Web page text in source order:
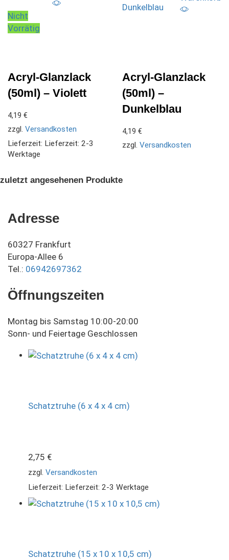
Nicht
Vorrätig
Acryl-Glanzlack
(50ml) – Violett
4,19 €
zzgl. Versandkosten
Lieferzeit: Lieferzeit: 2-3
Werktage
Acryl-Glanzlack
(50ml) –
Dunkelblau
4,19 €
zzgl. Versandkosten
zuletzt angesehenen Produkte
Adresse
60327 Frankfurt
Europa-Allee 6
Tel.: 06942697362
Öffnungszeiten
Montag bis Samstag 10:00-20:00
Sonn- und Feiertage Geschlossen
Schatztruhe (6 x 4 x 4 cm)
2,75 €
zzgl. Versandkosten
Lieferzeit: Lieferzeit: 2-3 Werktage
Schatztruhe (15 x 10 x 10,5 cm)